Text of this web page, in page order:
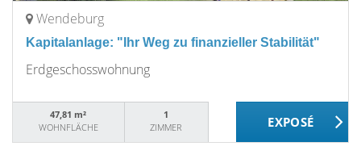
Wendeburg
Kapitalanlage: "Ihr Weg zu finanzieller Stabilität"
Erdgeschosswohnung
47,81 m²
WOHNFLÄCHE
1
ZIMMER